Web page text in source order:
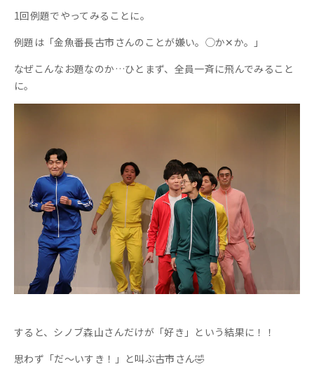
1回例題でやってみることに。
例題は「金魚番長古市さんのことが嫌い。◯か✕か。」
なぜこんなお題なのか…ひとまず、全員一斉に飛んでみること
に。
すると、シノブ森山さんだけが「好き」という結果に！！
思わず「だ～いすき！」と叫ぶ古市さん🤣